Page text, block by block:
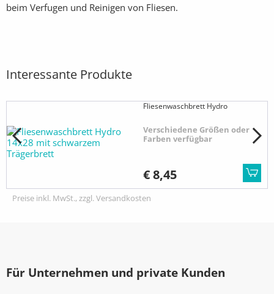
beim Verfugen und Reinigen von Fliesen.
Interessante Produkte
Fliesenwaschbrett Hydro
Verschiedene Größen oder
Farben verfügbar
€ 8,45
Preise inkl. MwSt., zzgl. Versandkosten
Für Unternehmen und private Kunden